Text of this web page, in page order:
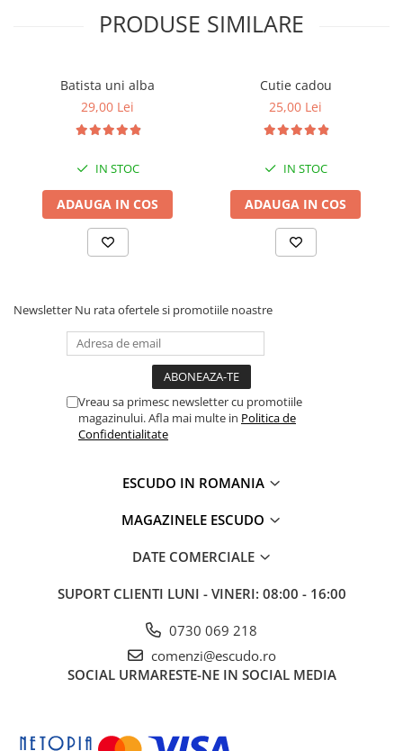
PRODUSE SIMILARE
Batista uni alba
29,00 Lei
IN STOC
ADAUGA IN COS
Cutie cadou
25,00 Lei
IN STOC
ADAUGA IN COS
Newsletter Nu rata ofertele si promotiile noastre
Vreau sa primesc newsletter cu promotiile
magazinului. Afla mai multe in Politica de
Confidentialitate
ESCUDO IN ROMANIA
MAGAZINELE ESCUDO
DATE COMERCIALE
SUPORT CLIENTI LUNI - VINERI: 08:00 - 16:00
0730 069 218
comenzi@escudo.ro
SOCIAL URMARESTE-NE IN SOCIAL MEDIA